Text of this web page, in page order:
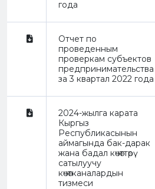
года
Отчет по
проведенным
проверкам субъектов
предпринимательства
за 3 квартал 2022 года
2024-жылга карата
Кыргыз
Республикасынын
аймагында бак-дарак
жана бадал көчөттөрү
сатылуучу
көчөтканалардын
тизмеси